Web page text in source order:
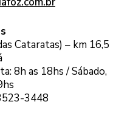
Cataratas) – km 16,5
8h as 18hs / Sábado,
3448